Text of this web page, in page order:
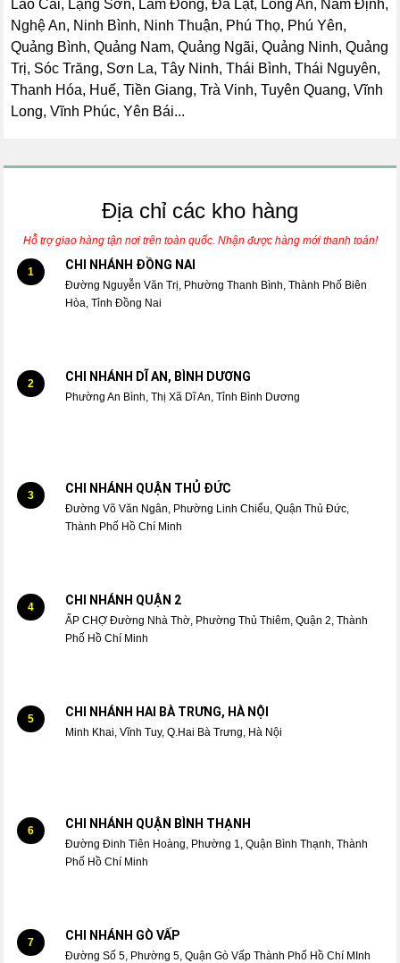
Lào Cai, Lạng Sơn, Lâm Đồng, Đà Lạt, Long An, Nam Định,
Nghệ An, Ninh Bình, Ninh Thuận, Phú Thọ, Phú Yên,
Quảng Bình, Quảng Nam, Quảng Ngãi, Quảng Ninh, Quảng
Trị, Sóc Trăng, Sơn La, Tây Ninh, Thái Bình, Thái Nguyên,
Thanh Hóa, Huế, Tiền Giang, Trà Vinh, Tuyên Quang, Vĩnh
Long, Vĩnh Phúc, Yên Bái...
Địa chỉ các kho hàng
Hỗ trợ giao hàng tận nơi trên toàn quốc. Nhận được hàng mới thanh toán!
1 CHI NHÁNH ĐỒNG NAI
Đường Nguyễn Văn Trị, Phường Thanh Bình, Thành Phố Biên
Hòa, Tỉnh Đồng Nai
2 CHI NHÁNH DĨ AN, BÌNH DƯƠNG
Phường An Bình, Thị Xã Dĩ An, Tỉnh Bình Dương
3 CHI NHÁNH QUẬN THỦ ĐỨC
Đường Võ Văn Ngân, Phường Linh Chiểu, Quận Thủ Đức,
Thành Phố Hồ Chí Minh
4 CHI NHÁNH QUẬN 2
ẤP CHỢ Đường Nhà Thờ, Phường Thủ Thiêm, Quận 2, Thành
Phố Hồ Chí Minh
5 CHI NHÁNH HAI BÀ TRƯNG, HÀ NỘI
Minh Khai, Vĩnh Tuy, Q.Hai Bà Trưng, Hà Nội
6 CHI NHÁNH QUẬN BÌNH THẠNH
Đường Đinh Tiên Hoàng, Phường 1, Quận Bình Thạnh, Thành
Phố Hồ Chí Minh
7 CHI NHÁNH GÒ VẤP
Đường Số 5, Phường 5, Quận Gò Vấp Thành Phố Hồ Chí MInh